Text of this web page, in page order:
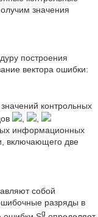
значения
построения
вектора ошибки:
контрольных
,
,
информационных
включающего две
собой
разряды в
g